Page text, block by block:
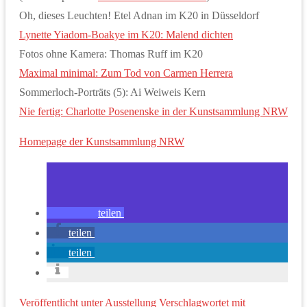
Oh, dieses Leuchten! Etel Adnan im K20 in Düsseldorf
Lynette Yiadom-Boakye im K20: Malend dichten
Fotos ohne Kamera: Thomas Ruff im K20
Maximal minimal: Zum Tod von Carmen Herrera
Sommerloch-Porträts (5): Ai Weiweis Kern
Nie fertig: Charlotte Posenenske in der Kunstsammlung NRW
Homepage der Kunstsammlung NRW
teilen
teilen
teilen
Veröffentlicht unter Ausstellung Verschlagwortet mit